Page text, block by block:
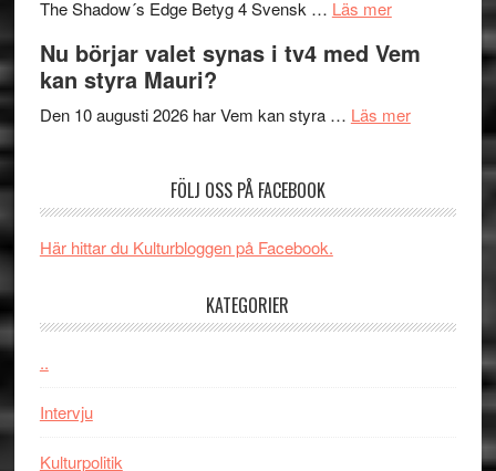
Artipelag
samtal
teater
The Shadow´s Edge Betyg 4 Svensk … Läs merom
Filmrecension:
The
´s
och
Jackie
Nu börjar valet synas i tv4 med Vem
kan styra Mauri?
Den 10 augusti 2026 har Vem kan styra … Läs merom
synas
Vem
FÖLJ OSS PÅ FACEBOOK
Här hittar du Kulturbloggen på Facebook.
KATEGORIER
..
Intervju
Kulturpolitik